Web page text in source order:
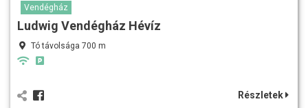
Vendégház
Ludwig Vendégház Hévíz
Tó távolsága 700 m
Részletek